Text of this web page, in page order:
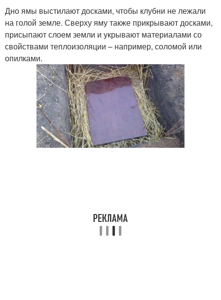
Дно ямы выстилают досками, чтобы клубни не лежали
на голой земле. Сверху яму также прикрывают досками,
присыпают слоем земли и укрывают материалами со
свойствами теплоизоляции – например, соломой или
опилками.